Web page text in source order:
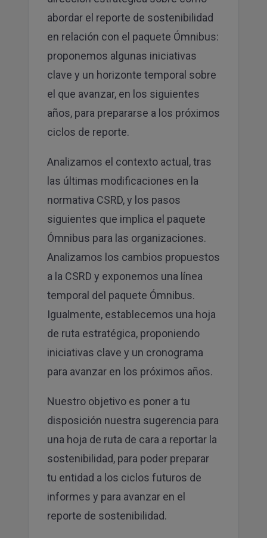
abordar el reporte de sostenibilidad
en relación con el paquete Ómnibus:
proponemos algunas iniciativas
clave y un horizonte temporal sobre
el que avanzar, en los siguientes
años, para prepararse a los próximos
ciclos de reporte.
Analizamos el contexto actual, tras
las últimas modificaciones en la
normativa CSRD, y los pasos
siguientes que implica el paquete
Ómnibus para las organizaciones.
Analizamos los cambios propuestos
a la CSRD y exponemos una línea
temporal del paquete Ómnibus.
Igualmente, establecemos una hoja
de ruta estratégica, proponiendo
iniciativas clave y un cronograma
para avanzar en los próximos años.
Nuestro objetivo es poner a tu
disposición nuestra sugerencia para
una hoja de ruta de cara a reportar la
sostenibilidad, para poder preparar
tu entidad a los ciclos futuros de
informes y para avanzar en el
reporte de sostenibilidad.
para recibir la newsletter de Canvas